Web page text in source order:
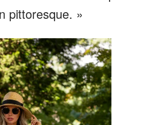
pittoresque. »